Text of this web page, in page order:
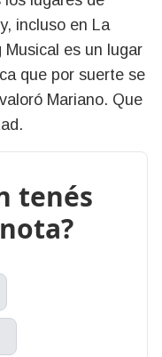
incluso en La
es un lugar
que por suerte se
Mariano. Que
tenés